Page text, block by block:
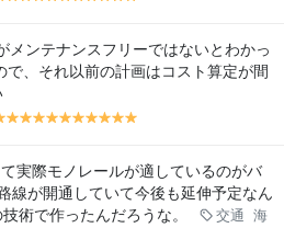
lo
w
lo
w
lo
w
lo
w
lo
w
lo
w
lo
w
lo
w
lo
w
lo
w
メンテナンスフリーではないとわかっ
で、それ以前の計画はコスト算定が間
y
lo
y
lo
w
y
lo
w
y
lo
w
y
lo
w
y
lo
w
y
lo
w
y
w
y
w
y
lo
w
lo
w
実際モノレールが適しているのがバ
線が開通していて今後も延伸予定なん
術で作ったんだろうな。
交通
海